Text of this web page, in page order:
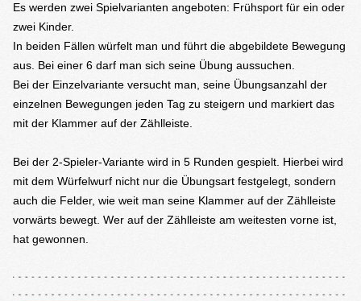
Es werden zwei Spielvarianten angeboten: Frühsport für ein oder
zwei Kinder.
In beiden Fällen würfelt man und führt die abgebildete Bewegung
aus. Bei einer 6 darf man sich seine Übung aussuchen.
Bei der Einzelvariante versucht man, seine Übungsanzahl der
einzelnen Bewegungen jeden Tag zu steigern und markiert das
mit der Klammer auf der Zählleiste.
Bei der 2-Spieler-Variante wird in 5 Runden gespielt. Hierbei wird
mit dem Würfelwurf nicht nur die Übungsart festgelegt, sondern
auch die Felder, wie weit man seine Klammer auf der Zählleiste
vorwärts bewegt. Wer auf der Zählleiste am weitesten vorne ist,
hat gewonnen.